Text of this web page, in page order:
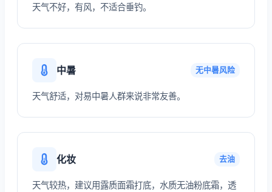
天气不好，有风，不适合垂钓。
中暑 无中暑风险
天气舒适，对易中暑人群来说非常友善。
化妆 去油
天气较热，建议用露质面霜打底，水质无油粉底霜，透